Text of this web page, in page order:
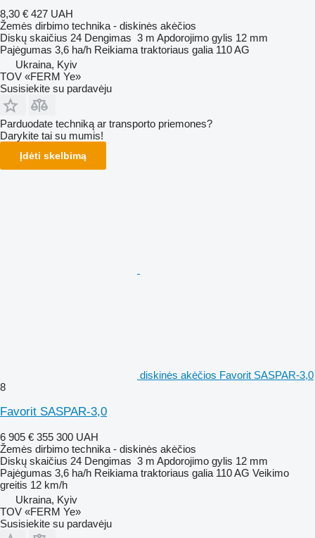
8,30 € 427 UAH
Žemės dirbimo technika - diskinės akėčios
Diskų skaičius 24 Dengimas 3 m Apdorojimo gylis 12 mm
Pajėgumas 3,6 ha/h Reikiama traktoriaus galia 110 AG
Ukraina, Kyiv
TOV «FERM Ye»
Susisiekite su pardavėju
Parduodate techniką ar transporto priemones?
Darykite tai su mumis!
Įdėti skelbimą
diskinės akėčios Favorit SASPAR-3,0
8
Favorit SASPAR-3,0
6 905 € 355 300 UAH
Žemės dirbimo technika - diskinės akėčios
Diskų skaičius 24 Dengimas 3 m Apdorojimo gylis 12 mm
Pajėgumas 3,6 ha/h Reikiama traktoriaus galia 110 AG Veikimo
greitis 12 km/h
Ukraina, Kyiv
TOV «FERM Ye»
Susisiekite su pardavėju